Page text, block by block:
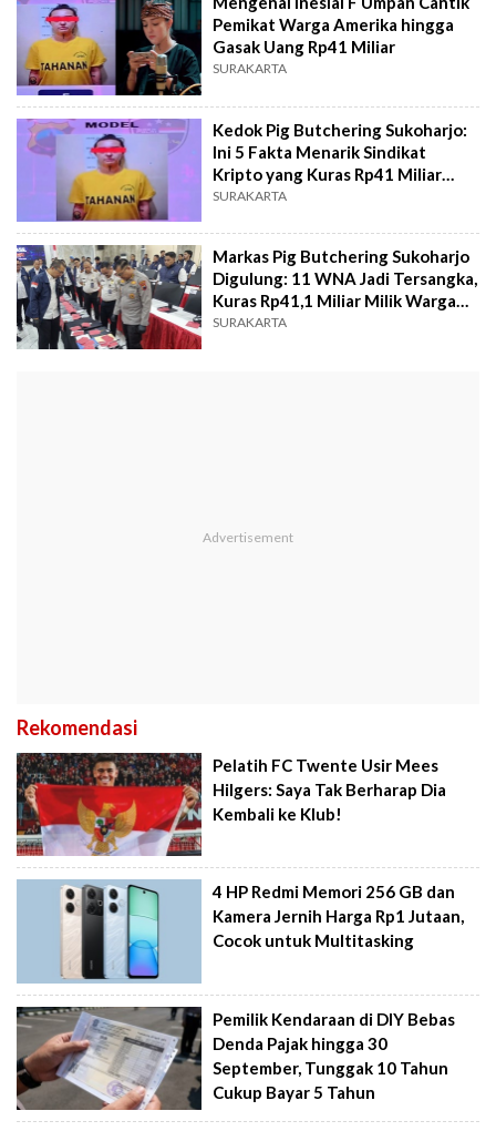
Pemikat Warga Amerika hingga
Gasak Uang Rp41 Miliar
SURAKARTA
Kedok Pig Butchering Sukoharjo:
Ini 5 Fakta Menarik Sindikat
Kripto yang Kuras Rp41 Miliar
Warga AS
SURAKARTA
Markas Pig Butchering Sukoharjo
Digulung: 11 WNA Jadi Tersangka,
Kuras Rp41,1 Miliar Milik Warga
US
SURAKARTA
Rekomendasi
Pelatih FC Twente Usir Mees
Hilgers: Saya Tak Berharap Dia
Kembali ke Klub!
4 HP Redmi Memori 256 GB dan
Kamera Jernih Harga Rp1 Jutaan,
Cocok untuk Multitasking
Pemilik Kendaraan di DIY Bebas
Denda Pajak hingga 30
September, Tunggak 10 Tahun
Cukup Bayar 5 Tahun